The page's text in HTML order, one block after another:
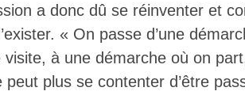
a donc dû se réinventer et
« On passe d’une
à une démarche où on
peut plus se contenter d’être